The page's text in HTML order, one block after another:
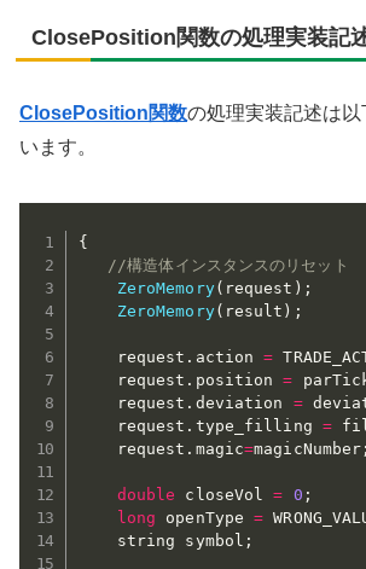
ClosePosition関数の処理実装記
ClosePosition関数の処理実装記述は
います。
{
//構造体インスタンスのリセット
ZeroMemory( request ) ;
ZeroMemory( result ) ;
	request
. action =
	request
. position =
	request
. deviation =
	request
. type_filling =
	request
. magic=magicNumber ;
double closeVol = 0 ;
long openType =
	string symbol
;